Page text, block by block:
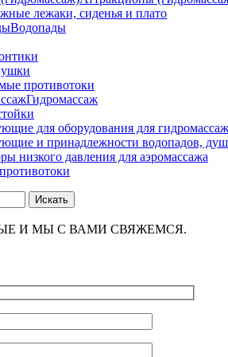
лежаки, сиденья и плато
Водопады
противотоки
Гидромассаж
для оборудования для
и принадлежности водопадов,
низкого давления для аэромассажа
Искать
И МЫ С ВАМИ СВЯЖЕМСЯ.